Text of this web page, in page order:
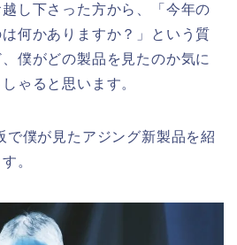
し下さった方から、「今年の
何かありますか？」という質
僕がどの製品を見たのか気に
ゃると思います。
で僕が見たアジング新製品を紹
。